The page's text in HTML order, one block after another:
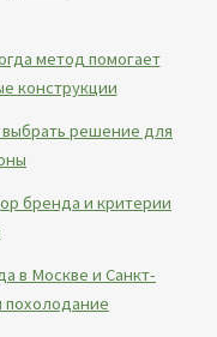
метод помогает
конструкции
решение для
бренда и критерии
в Москве и Санкт-